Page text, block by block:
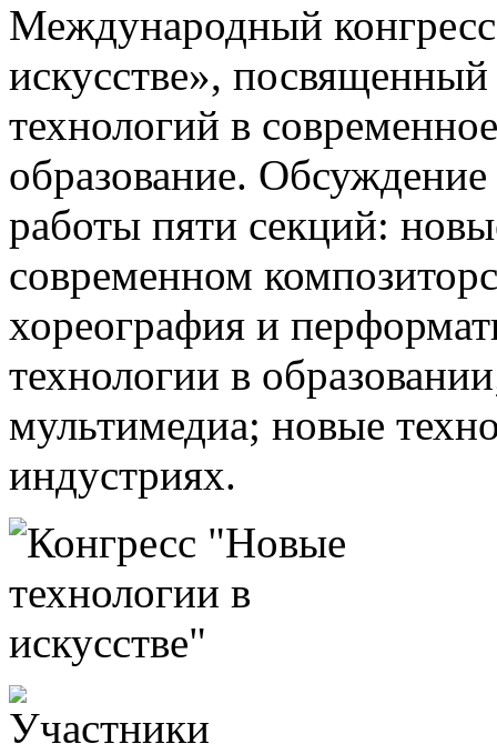
Международный
искусстве»,
технологий в
образование.
работы пяти секций:
современном
хореография и
технологии в
мультимедиа; новые
индустриях.